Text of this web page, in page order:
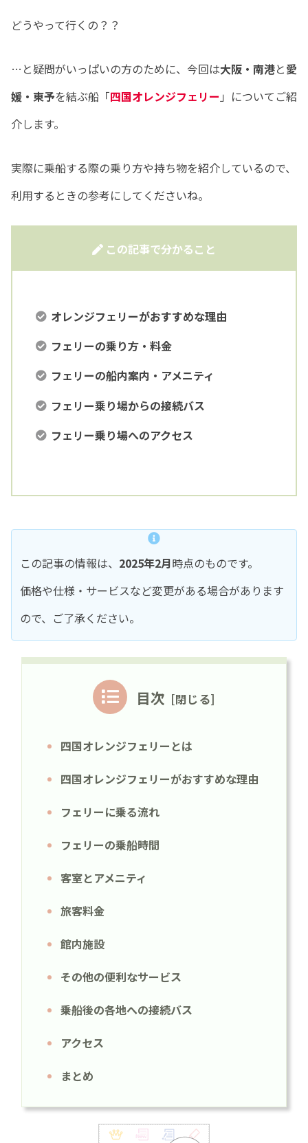
どうやって行くの？？
…と疑問がいっぱいの方のために、今回は大阪・南港と愛
媛・東予を結ぶ船「四国オレンジフェリー 」についてご紹
介します。
実際に乗船する際の乗り方や持ち物を紹介しているので、
利用するときの参考にしてくださいね。
この記事で分かること
オレンジフェリーがおすすめな理由
フェリーの乗り方・料金
フェリーの船内案内・アメニティ
フェリー乗り場からの接続バス
フェリー乗り場へのアクセス
この記事の情報は、 2025年2月時点のものです。
価格や仕様・サービスなど変更がある場合があります
ので、ご了承ください。
目次
四国オレンジフェリーとは
四国オレンジフェリーがおすすめな理由
フェリーに乗る流れ
フェリーの乗船時間
客室とアメニティ
旅客料金
館内施設
その他の便利なサービス
乗船後の各地への接続バス
アクセス
まとめ